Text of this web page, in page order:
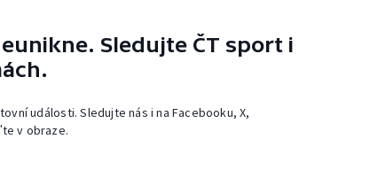
Sledujte ČT sport i
události. Sledujte nás i na Facebooku, X,
v obraze.